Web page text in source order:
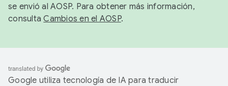
se envió al AOSP. Para obtener más información,
consultaCambios en el AOSP.
Google utiliza tecnología de IA para traducir